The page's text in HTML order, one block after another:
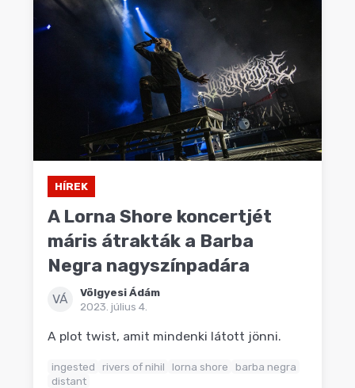
HÍREK
A Lorna Shore koncertjét
máris átrakták a Barba
Negra nagyszínpadára
VÁ
Völgyesi Ádám
2023. július 4.
A plot twist, amit mindenki látott jönni.
ingested rivers of nihil lorna shore
barba negra
distant